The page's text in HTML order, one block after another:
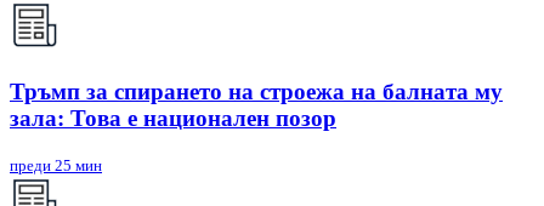
Тръмп за спирането на строежа на балната му
зала: Това е национален позор
преди 25 мин